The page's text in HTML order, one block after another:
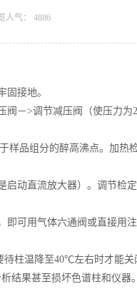
人气： 4886
接地。
－>调节减压阀（使压力为
品组分的醉高沸点。加热
动直流放大器）。调节检
可用气体六通阀或直接用注
柱温降至40℃左右时才能关
果甚至损坏色谱柱和仪器。